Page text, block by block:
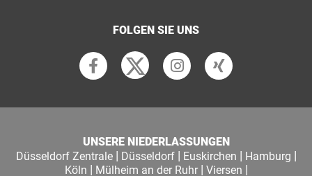
FOLGEN SIE UNS
UNSERE NIEDERLASSUNGEN
Düsseldorf Zentrale| Düsseldorf| Euskirchen | Hamburg |
Köln | Mülheim an der Ruhr| Viersen |